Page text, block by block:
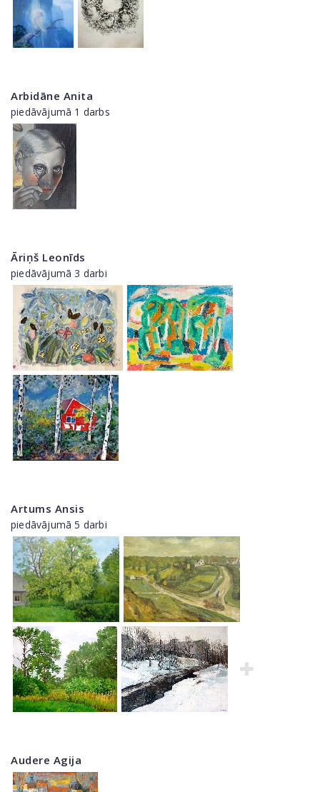
Arbidāne Anita
piedāvājumā 1 darbs
Āriņš Leonīds
piedāvājumā 3 darbi
Artums Ansis
piedāvājumā 5 darbi
Audere Agija